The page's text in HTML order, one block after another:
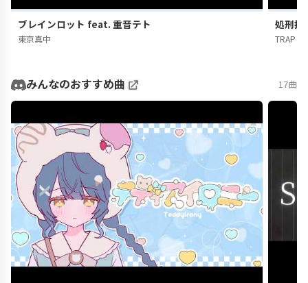
ブレインロット feat. 重音テト
東京真中
処刑拍
TRAP
みんなのおすすめ曲 17曲